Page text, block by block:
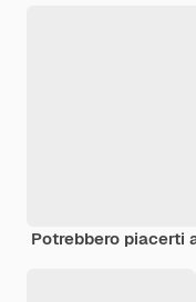
Potrebbero piacerti